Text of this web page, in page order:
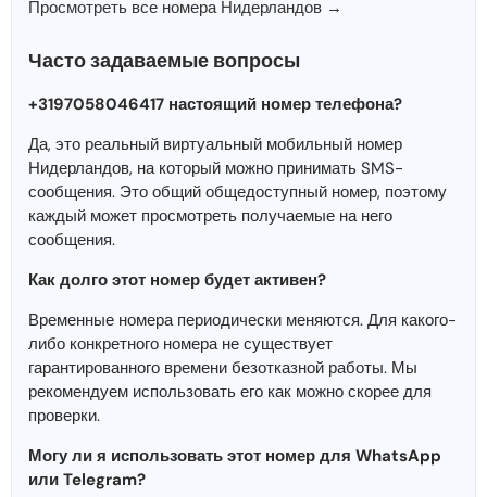
Просмотреть все номера Нидерландов →
Часто задаваемые вопросы
+3197058046417 настоящий номер телефона?
Да, это реальный виртуальный мобильный номер
Нидерландов, на который можно принимать SMS-
сообщения. Это общий общедоступный номер, поэтому
каждый может просмотреть получаемые на него
сообщения.
Как долго этот номер будет активен?
Временные номера периодически меняются. Для какого-
либо конкретного номера не существует
гарантированного времени безотказной работы. Мы
рекомендуем использовать его как можно скорее для
проверки.
Могу ли я использовать этот номер для WhatsApp
или Telegram?